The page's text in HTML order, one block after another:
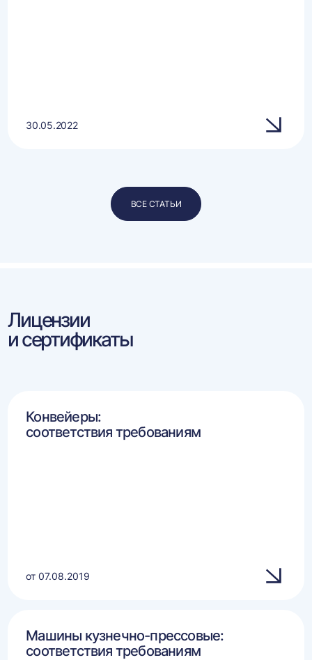
30.05.2022
ВСЕ СТАТЬИ
Лицензии
и сертификаты
Конвейеры:
соответствия требованиям
от 07.08.2019
Машины кузнечно-прессовые:
соответствия требованиям